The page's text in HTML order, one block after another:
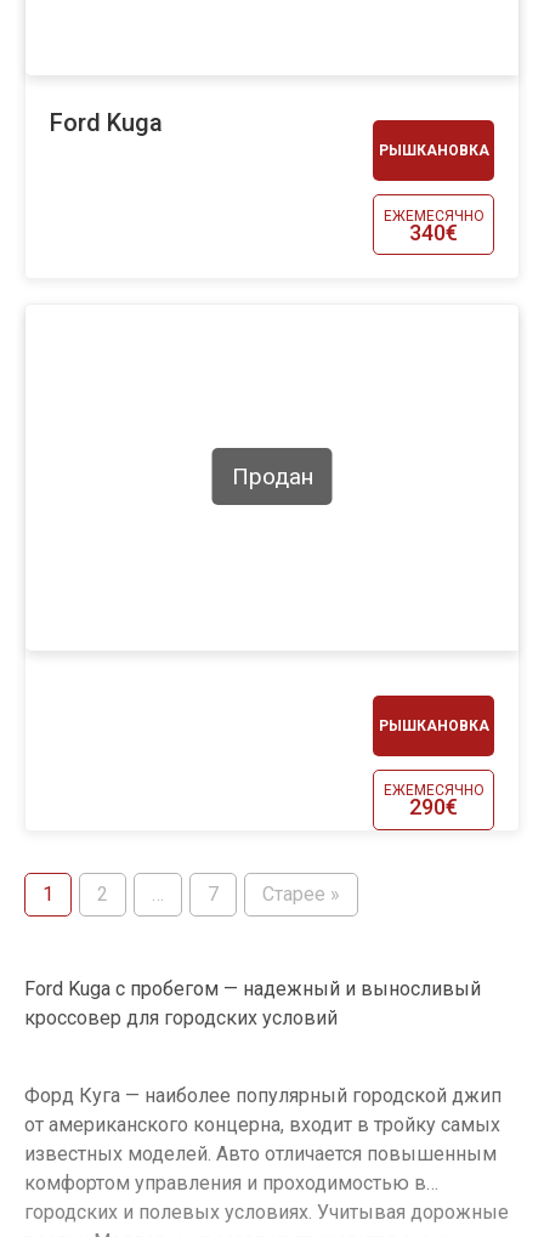
РЫШКАНОВКА
ЕЖЕМЕСЯЧНО
340€
Ford Kuga
РЫШКАНОВКА
ЕЖЕМЕСЯЧНО
290€
Продан
1 2 7 Старее »
Ford Kuga с пробегом — надежный и выносливый
кроссовер для городских условий
Форд Куга — наиболее популярный городской джип
от американского концерна, входит в тройку самых
известных моделей. Авто отличается повышенным
комфортом управления и проходимостью в
городских и полевых условиях. Учитывая дорожные